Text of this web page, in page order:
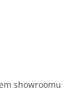
showroomu